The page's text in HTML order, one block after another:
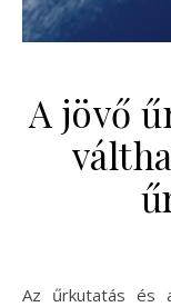
A jövő
Az űrkutatás és a technológiai fejlődés évtizedek óta